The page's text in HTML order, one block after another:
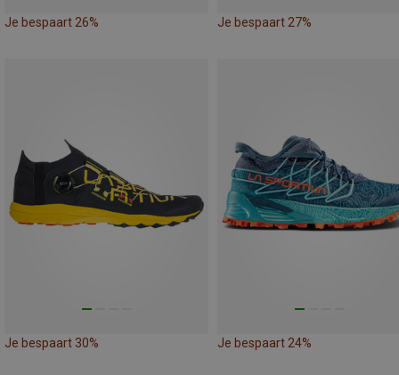
Je bespaart 26% Je bespaart 27%
Je bespaart 30% Je bespaart 24%